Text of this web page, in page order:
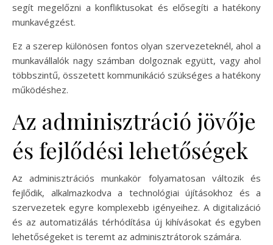
segít megelőzni a konfliktusokat és elősegíti a hatékony
munkavégzést.
Ez a szerep különösen fontos olyan szervezeteknél, ahol a
munkavállalók nagy számban dolgoznak együtt, vagy ahol
többszintű, összetett kommunikáció szükséges a hatékony
működéshez.
Az adminisztráció jövője
és fejlődési lehetőségek
Az adminisztrációs munkakör folyamatosan változik és
fejlődik, alkalmazkodva a technológiai újításokhoz és a
szervezetek egyre komplexebb igényeihez. A digitalizáció
és az automatizálás térhódítása új kihívásokat és egyben
lehetőségeket is teremt az adminisztrátorok számára.